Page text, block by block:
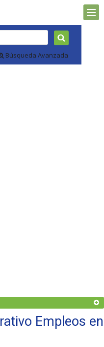
Búsqueda Avanzada
Empleos en